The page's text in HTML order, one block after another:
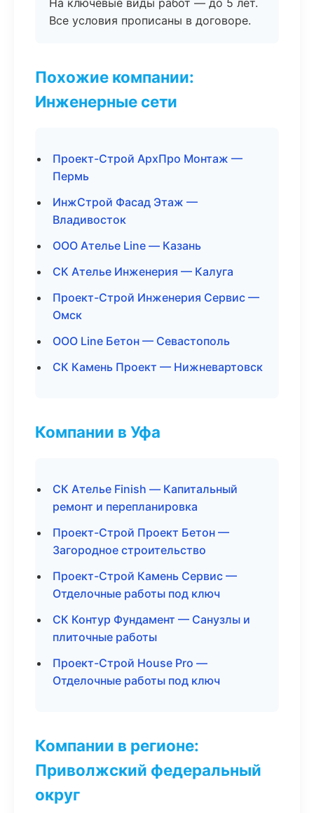
На ключевые виды работ — до 5 лет.
Все условия прописаны в договоре.
Похожие компании:
Инженерные сети
Проект-Строй АрхПро Монтаж —
Пермь
ИнжСтрой Фасад Этаж —
Владивосток
ООО Ателье Line — Казань
СК Ателье Инженерия — Калуга
Проект-Строй Инженерия Сервис —
Омск
ООО Line Бетон — Севастополь
СК Камень Проект — Нижневартовск
Компании в Уфа
СК Ателье Finish — Капитальный
ремонт и перепланировка
Проект-Строй Проект Бетон —
Загородное строительство
Проект-Строй Камень Сервис —
Отделочные работы под ключ
СК Контур Фундамент — Санузлы и
плиточные работы
Проект-Строй House Pro —
Отделочные работы под ключ
Компании в регионе:
Приволжский федеральный
округ